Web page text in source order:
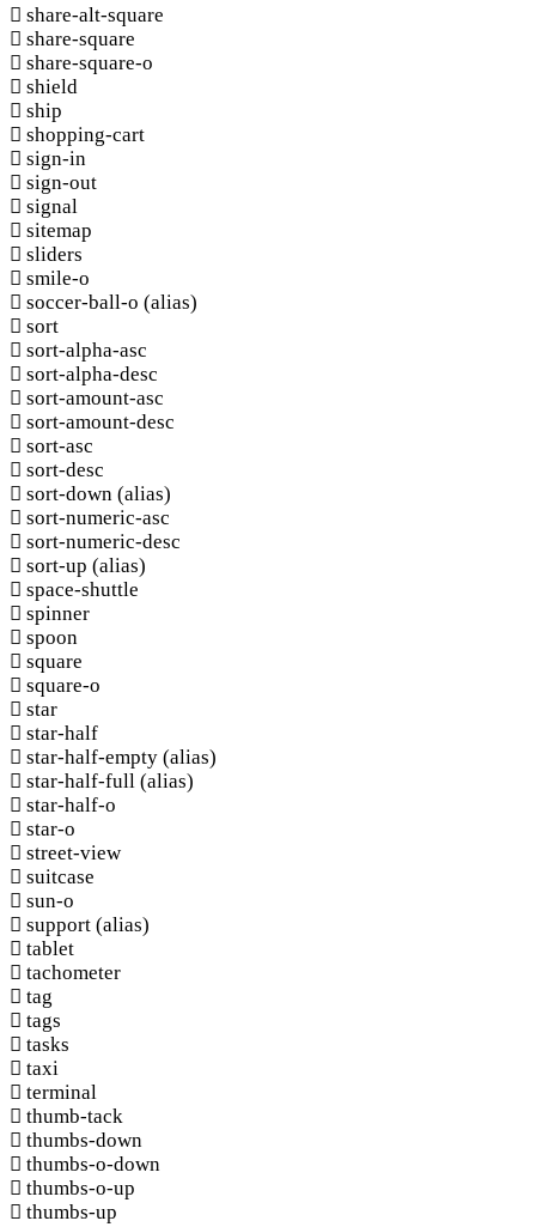
share-alt-square
share-square
share-square-o
shield
ship
shopping-cart
sign-in
sign-out
signal
sitemap
sliders
smile-o
soccer-ball-o (alias)
sort
sort-alpha-asc
sort-alpha-desc
sort-amount-asc
sort-amount-desc
sort-asc
sort-desc
sort-down (alias)
sort-numeric-asc
sort-numeric-desc
sort-up (alias)
space-shuttle
spinner
spoon
square
square-o
star
star-half
star-half-empty (alias)
star-half-full (alias)
star-half-o
star-o
street-view
suitcase
sun-o
support (alias)
tablet
tachometer
tag
tags
tasks
taxi
terminal
thumb-tack
thumbs-down
thumbs-o-down
thumbs-o-up
thumbs-up